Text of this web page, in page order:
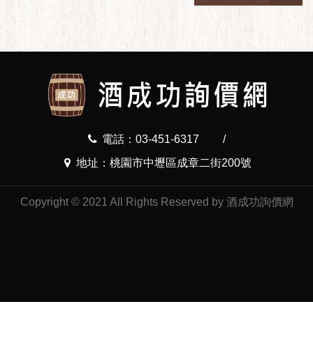
電話：03-451-6317
/
地址：桃園市中壢區成章二街200號
Copyright © 2021 All Rights Reserved by 酒成功詢價網